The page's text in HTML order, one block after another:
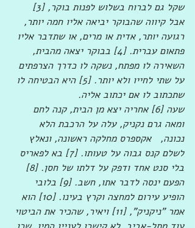
שקל גם לברוח בשלוש לפנות בוקר, [3]
אבל קיווה שהבוקר יביאה אליו חמה יותר,
רגועה יותר, אדית או מרים, או שתדבר אליו
פתאום עברית. [4] בבוקר יצאה מהבית,
השאירה לו מפתח, נשקה לו כדרך הצרפתים
על שתי לחייו ולא יותר. [5] היא הבטיחה לו
שתכתוב לו אם יכתוב אליה.
שעה [6] אחריה יצא מן הבית, קנה לחם
ומאה גרם נקניק, עלה על הרכבת הלא
נכונה,   אקספרס מחלקה ראשונה, ונאלץ
לשלם קנס גבוה על טעותו. [7] בא לפאריס
בלי סנט אחד ודפק על דלתו של חסן. [8]
הפעם ינסה לדבר אתו, חשב. [9] בלובי
הופיע עירום למחצה וקרץ בעינו. [10] הוא
אמר "ניקניק", [11] ויאיר, שהכיר את הביטוי